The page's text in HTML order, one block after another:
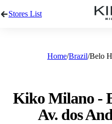
Stores List
Home Brazil Belo
Kiko Milano -
Av. dos